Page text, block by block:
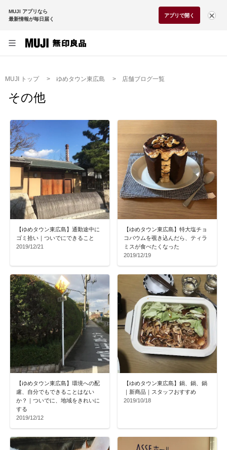
MUJI アプリなら
最新情報が毎日届く
アプリで開く
MUJI トップ ゆめタウン東広島 店舗ブログ一覧
その他
【ゆめタウン東広島】通勤途中に
ゴミ拾い｜ついでにできること
2019/12/21
【ゆめタウン東広島】特大塩チョ
コバウムを覗き込んだら、ティラ
ミスが食べたくなった
2019/12/19
【ゆめタウン東広島】環境への配
慮、自分でもできることはない
か？｜ついでに、地域をきれいに
する
2019/12/12
【ゆめタウン東広島】鍋、鍋、鍋
｜新商品｜スタッフおすすめ
2019/10/18